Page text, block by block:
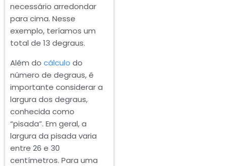
necessário arredondar
para cima. Nesse
exemplo, teríamos um
total de 13 degraus.
Além do cálculo do
número de degraus, é
importante considerar a
largura dos degraus,
conhecida como
“pisada”. Em geral, a
largura da pisada varia
entre 26 e 30
centímetros. Para uma